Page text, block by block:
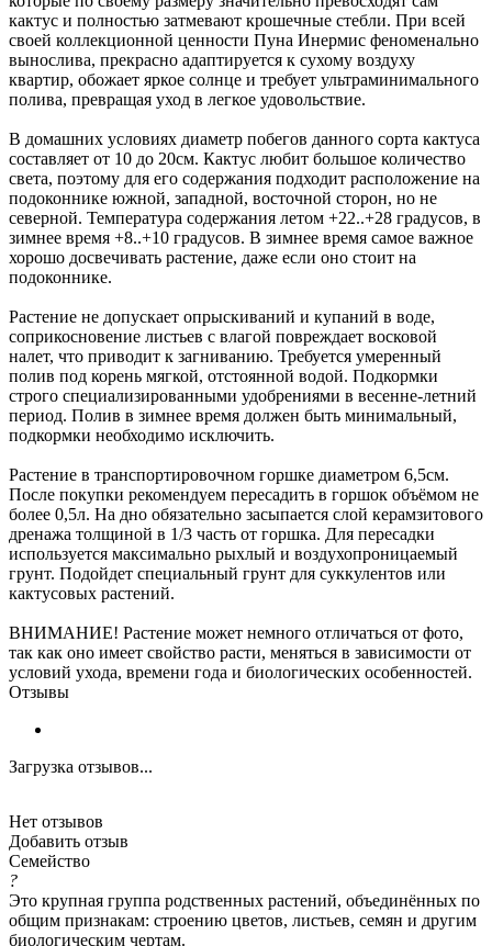
кактус и полностью затмевают крошечные стебли. При всей
своей коллекционной ценности Пуна Инермис феноменально
вынослива, прекрасно адаптируется к сухому воздуху
квартир, обожает яркое солнце и требует ультраминимального
полива, превращая уход в легкое удовольствие.
В домашних условиях диаметр побегов данного сорта кактуса
составляет от 10 до 20см. Кактус любит большое количество
света, поэтому для его содержания подходит расположение на
подоконнике южной, западной, восточной сторон, но не
северной. Температура содержания летом +22..+28 градусов, в
зимнее время +8..+10 градусов. В зимнее время самое важное
хорошо досвечивать растение, даже если оно стоит на
подоконнике.
Растение не допускает опрыскиваний и купаний в воде,
соприкосновение листьев с влагой повреждает восковой
налет, что приводит к загниванию. Требуется умеренный
полив под корень мягкой, отстоянной водой. Подкормки
строго специализированными удобрениями в весенне-летний
период. Полив в зимнее время должен быть минимальный,
подкормки необходимо исключить.
Растение в транспортировочном горшке диаметром 6,5см.
После покупки рекомендуем пересадить в горшок объёмом не
более 0,5л. На дно обязательно засыпается слой керамзитового
дренажа толщиной в 1/3 часть от горшка. Для пересадки
используется максимально рыхлый и воздухопроницаемый
грунт. Подойдет специальный грунт для суккулентов или
кактусовых растений.
ВНИМАНИЕ! Растение может немного отличаться от фото,
так как оно имеет свойство расти, меняться в зависимости от
условий ухода, времени года и биологических особенностей.
Отзывы
Загрузка отзывов...
Нет отзывов
Добавить отзыв
Семейство
?
Это крупная группа родственных растений, объединённых по
общим признакам: строению цветов, листьев, семян и другим
биологическим чертам.